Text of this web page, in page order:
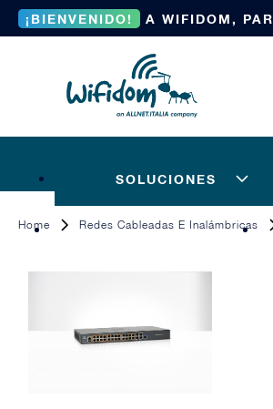
¡BIENVENIDO! A WIFIDOM,
SOLUCIONES
Home Redes Cableadas E Inalámbricas